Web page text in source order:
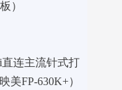
）
连主流针式打
美FP-630K+）